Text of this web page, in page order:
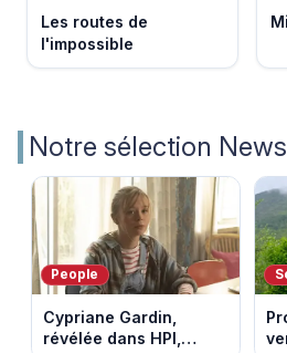
Les routes de
l'impossible
Notre sélection
People
Cypriane Gardin,
révélée dans HPI,